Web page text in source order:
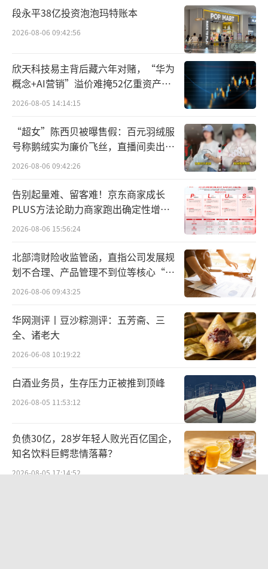
据报告显示，蛋白粉中每百克甘氨酸含量
达到了10.2克。（正常在每100克含量1克）值
得注意的是，这一数据远远高出一般的蛋白粉
的甘氨酸含量。
由于代销的蛋白粉存在产品质量问题，一
时间贾博钧遭到圈内人士的讨伐，众多购买了
该产品的消费者纷纷发起退款。
8月4日，科派诺发文致歉称：“蛋白粉检
段永平38亿投资泡泡玛特账本
2026-08-06 09:42:56
欣天科技易主背后藏六年对赌，“华为
概念+AI营销”溢价难掩52亿重资产考
验
2026-08-05 14:14:15
“超女”陈西贝被曝售假：百元羽绒服
号称鹅绒实为廉价飞丝，直播间卖出超
百万元
2026-08-06 09:42:26
告别起量难、留客难！京东商家成长
PLUS方法论助力商家跑出确定性增长
路径
2026-08-06 15:56:24
北部湾财险收监管函，直指公司发展规
划不合理、产品管理不到位等核心“痛
点”
2026-08-06 09:43:25
华网测评丨豆沙粽测评：五芳斋、三
全、诸老大
2026-06-08 10:19:22
白酒业务员，生存压力正被推到顶峰
2026-08-05 11:53:12
负债30亿，28岁年轻人败光百亿国企，
知名饮料巨鳄悲情落幕？
2026-08-05 17:14:52